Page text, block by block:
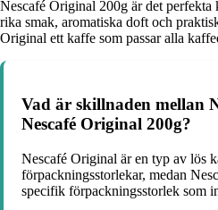
Nescafé Original 200g är det
rika smak, aromatiska doft och
Original ett kaffe som passar alla
Vad är skillnaden mellan
Nescafé Original 200g?
Nescafé Original är en typ av lös
förpackningsstorlekar, medan
specifik förpackningsstorlek som